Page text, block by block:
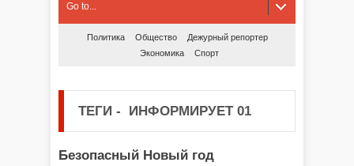
Go to...
Политика Общество
Дежурный репортер
Экономика
Спорт
ТЕГИ - ИНФОРМИРУЕТ 01
Безопасный Новый год